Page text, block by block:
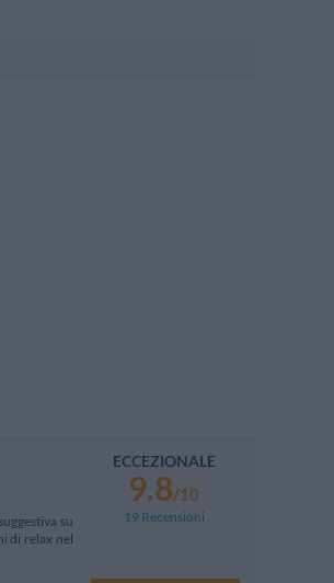
su
di relax nel
ECCEZIONALE
9.8/10
19 Recensioni